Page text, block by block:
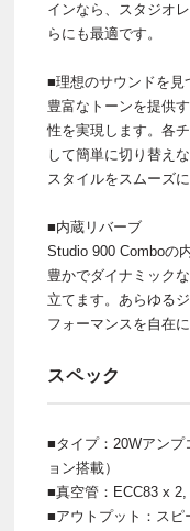
インなら、スタジオ
らにも最適です。
■理想のサウンドを見
豊富なトーンを提供
性を実現します。各
して簡単に切り替え
スタイルをスムーズに
■内蔵リバーブ
Studio 900 Comboの
豊かでダイナミック
立てます。あらゆる
フォーマンスを自在
スペック
■タイプ：20Wアンプ
ョン搭載）
■真空管：ECC83 x
■アウトプット：ス